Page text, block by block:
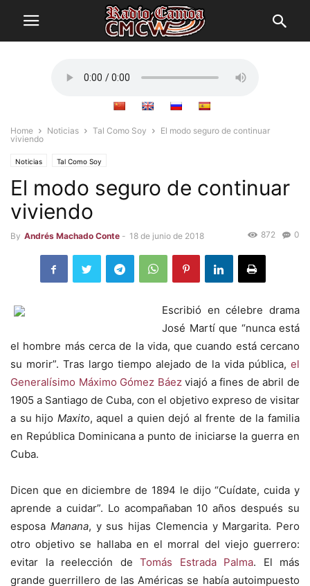
Home Noticias Tal Como Soy
El modo seguro de continuar
viviendo
Noticias Tal Como Soy
El modo seguro de continuar
viviendo
By Andrés Machado Conte - 18 de junio de 2018 0
872
Escribió en célebre drama
José Martí que “nunca está
el hombre más cerca de la vida, que cuando está cercano
su morir”. Tras largo tiempo alejado de la vida pública, el
Generalísimo Máximo Gómez Báezviajó a fines de abril de
1905 a Santiago de Cuba, con el objetivo expreso de visitar
a su hijo Maxito, aquel a quien dejó al frente de la familia
en República Dominicana a punto de iniciarse la guerra en
Cuba.
Dicen que en diciembre de 1894 le dijo “Cuídate, cuida y
aprende a cuidar”. Lo acompañaban 10 años después su
esposa Manana, y sus hijas Clemencia y Margarita. Pero
otro objetivo se hallaba en el morral del viejo guerrero:
evitar la reelección de Tomás Estrada Palma. El más
grande guerrillero de las Américas se había autoimpuesto